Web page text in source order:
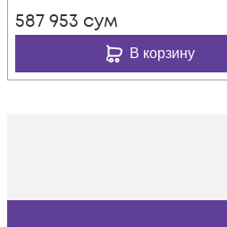
587 953 сум
В корзину